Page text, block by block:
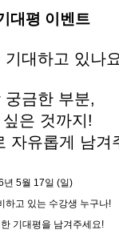
대평 이벤트
대하고 있나
금한 부분,
은 것까지!
자유롭게 남겨
5월 17일 (일)
하고 있는 수강생 누구나!
기대평을 남겨주세요!